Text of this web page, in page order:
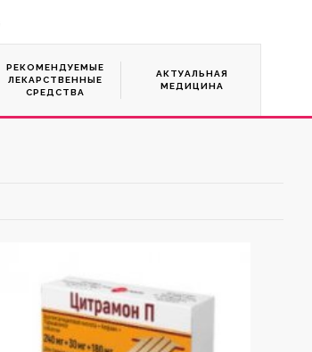
РЕКОМЕНДУЕМЫЕ
ЛЕКАРСТВЕННЫЕ
СРЕДСТВА
АКТУАЛЬНАЯ
МЕДИЦИНА